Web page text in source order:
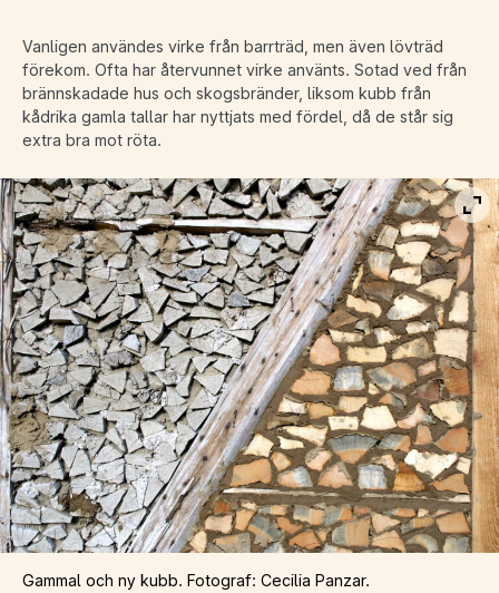
Vanligen användes virke från barrträd, men även lövträd
förekom. Ofta har återvunnet virke använts. Sotad ved från
brännskadade hus och skogsbränder, liksom kubb från
kådrika gamla tallar har nyttjats med fördel, då de står sig
extra bra mot röta.
Gammal och ny kubb. Fotograf: Cecilia Panzar.